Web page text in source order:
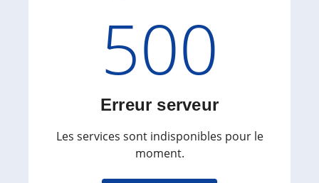
Code
500
Erreur serveur
Les services sont indisponibles pour le
moment.